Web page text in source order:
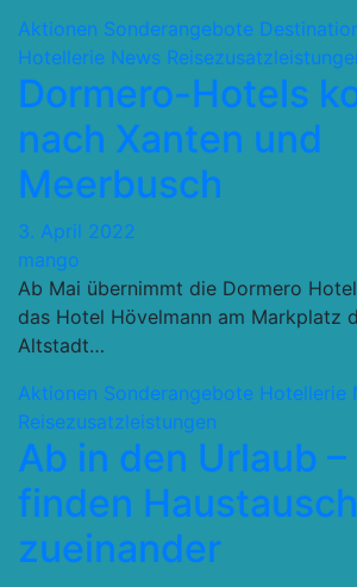
Aktionen Sonderangebote
Hotellerie News
Dormero-Hotels
nach Xanten und
Meerbusch
3. April 2022
mango
Ab Mai übernimmt die Dormero
das Hotel Hövelmann am Markplatz
Altstadt…
Aktionen Sonderangebote Hotellerie
Reisezusatzleistungen
Ab in den Urlaub –
finden
zueinander